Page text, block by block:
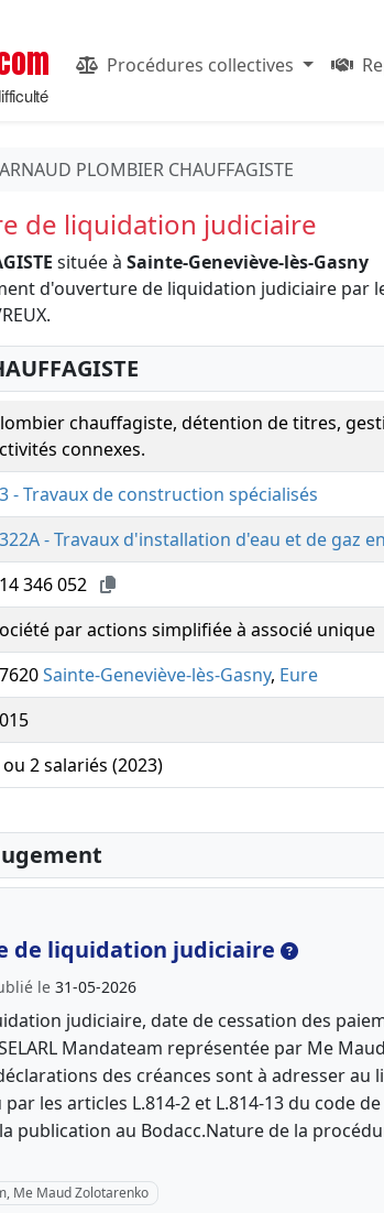
Procédures collectives
ARNAUD PLOMBIER CHAUFFAGISTE
de liquidation judiciaire
située à Sainte-Geneviève-lès-Gasny
d'ouverture de liquidation judiciaire par
chauffagiste, détention de titres,
connexes.
- Travaux de construction spécialisés
- Travaux d'installation d'eau et de gaz
346 052
par actions simplifiée à associé unique
Sainte-Geneviève-lès-Gasny, Eure
ou 2 salariés (2023)
de liquidation judiciaire
le 31-05-2026
judiciaire, date de cessation des
Mandateam représentée par Me
des créances sont à adresser
les articles L.814-2 et L.814-13 du code
publication au Bodacc.Nature de la
Me Maud Zolotarenko